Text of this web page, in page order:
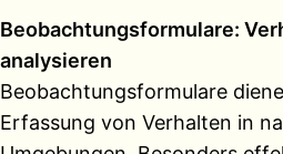
Beobachtungsformulare:
analysieren
Beobachtungsformulare
Erfassung von Verhalten in